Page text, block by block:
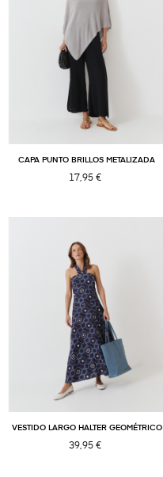
CAPA PUNTO BRILLOS METALIZADA
17,95 €
VESTIDO LARGO HALTER GEOMÉTRICO
39,95 €